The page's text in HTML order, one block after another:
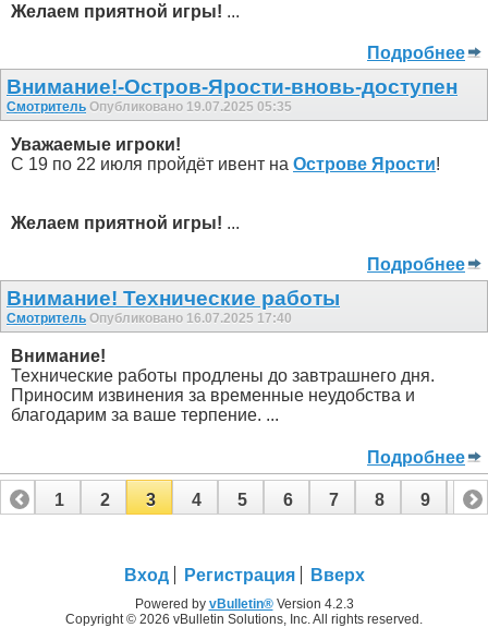
Желаем приятной игры! ...
Подробнее
Внимание!-Остров-Ярости-вновь-доступен
Смотритель Опубликовано 19.07.2025 05:35
Уважаемые игроки!
С 19 по 22 июля пройдёт ивент на Острове Ярости!
Желаем приятной игры! ...
Подробнее
Внимание! Технические работы
Смотритель Опубликовано 16.07.2025 17:40
Внимание!
Технические работы продлены до завтрашнего дня.
Приносим извинения за временные неудобства и
благодарим за ваше терпение. ...
Подробнее
1 2 3 4 5 6 7 8 9 10
Вход
Регистрация Вверх
Powered by vBulletin®Version 4.2.3
Copyright © 2026 vBulletin Solutions, Inc. All rights reserved.